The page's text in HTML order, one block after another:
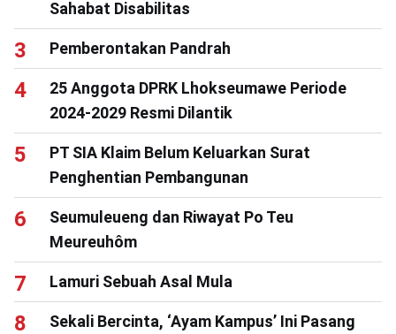
Sahabat Disabilitas
Pemberontakan Pandrah
25 Anggota DPRK Lhokseumawe Periode
2024-2029 Resmi Dilantik
PT SIA Klaim Belum Keluarkan Surat
Penghentian Pembangunan
Seumuleueng dan Riwayat Po Teu
Meureuhôm
Lamuri Sebuah Asal Mula
Sekali Bercinta, ‘Ayam Kampus’ Ini Pasang